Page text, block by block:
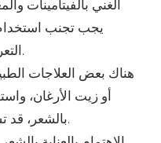
الغني بالفيتامينات
يجب تجنب استخدام
التعرض المفرط للشمس دون حماية.
هناك بعض العلاجات
أو زيت الأرغان،
بالشعر، قد تساعد أيضًا في منع تساقط الشعر.